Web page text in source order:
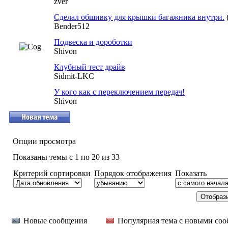
Сделал обшивку для крышки багажника внутри.
Bender512
Подвеска и дороботки
Shivon
Клубный тест драйв
Sidmit-LKC
У кого как с переключением передач!
Shivon
Опции просмотра
Показаны темы с 1 по 20 из 33
Критерий сортировки Порядок отображения Показать
Новые сообщения
Популярная тема с новыми